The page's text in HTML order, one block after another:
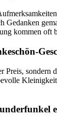
Gedanken
kommen oft
Preis, sondern